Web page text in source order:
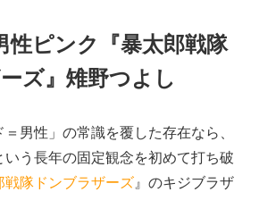
性ピンク『暴太郎戦隊
ズ』雉野つよし
男性」の常識を覆した存在なら、
いう長年の固定観念を初めて打ち破
戦隊ドンブラザーズ 』のキジブラザ